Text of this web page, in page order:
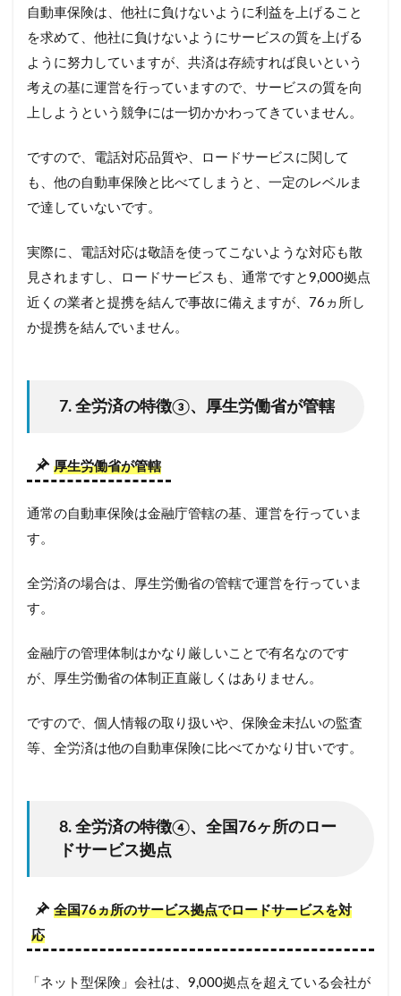
自動車保険は、他社に負けないように利益を上げること
を求めて、他社に負けないようにサービスの質を上げる
ように努力していますが、共済は存続すれば良いという
考えの基に運営を行っていますので、サービスの質を向
上しようという競争には一切かかわってきていません。
ですので、電話対応品質や、ロードサービスに関して
も、他の自動車保険と比べてしまうと、一定のレベルま
で達していないです。
実際に、電話対応は敬語を使ってこないような対応も散
見されますし、ロードサービスも、通常ですと9,000拠点
近くの業者と提携を結んで事故に備えますが、76ヵ所し
か提携を結んでいません。
7. 全労済の特徴③、厚生労働省が管轄
厚生労働省が管轄
通常の自動車保険は金融庁管轄の基、運営を行っていま
す。
全労済の場合は、厚生労働省の管轄で運営を行っていま
す。
金融庁の管理体制はかなり厳しいことで有名なのです
が、厚生労働省の体制正直厳しくはありません。
ですので、個人情報の取り扱いや、保険金未払いの監査
等、全労済は他の自動車保険に比べてかなり甘いです。
8. 全労済の特徴④、全国76ヶ所のロー
ドサービス拠点
全国76ヵ所のサービス拠点でロードサービスを対
応
「ネット型保険」会社は、9,000拠点を超えている会社が